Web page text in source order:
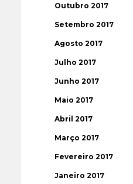
Outubro 2017
Setembro 2017
Agosto 2017
Julho 2017
Junho 2017
Maio 2017
Abril 2017
Março 2017
Fevereiro 2017
Janeiro 2017